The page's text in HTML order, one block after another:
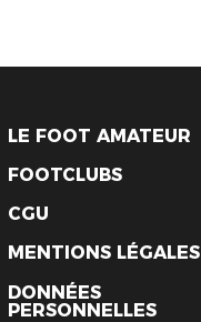
LE FOOT AMATEUR
FOOTCLUBS
CGU
MENTIONS LÉGALES
DONNÉES
PERSONNELLES